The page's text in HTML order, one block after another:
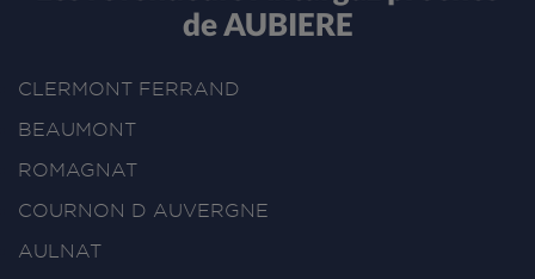
de AUBIERE
CLERMONT FERRAND
BEAUMONT
ROMAGNAT
COURNON D AUVERGNE
AULNAT